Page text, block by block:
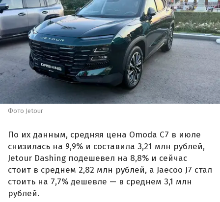
Фото Jetour
По их данным, средняя цена Omoda C7 в июле
снизилась на 9,9% и составила 3,21 млн рублей,
Jetour Dashing подешевел на 8,8% и сейчас
стоит в среднем 2,82 млн рублей, а Jaecoo J7 стал
стоить на 7,7% дешевле — в среднем 3,1 млн
рублей.